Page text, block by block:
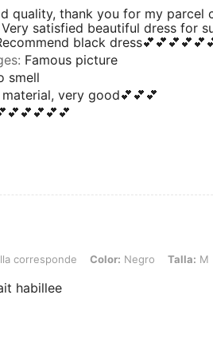
quality, thank you for my parcel
satisfied beautiful dress for
black
: Famous picture
smell
very good💕💕💕
Color: Negro, Talla: M
corresponde Color: Negro Talla: M
habillee